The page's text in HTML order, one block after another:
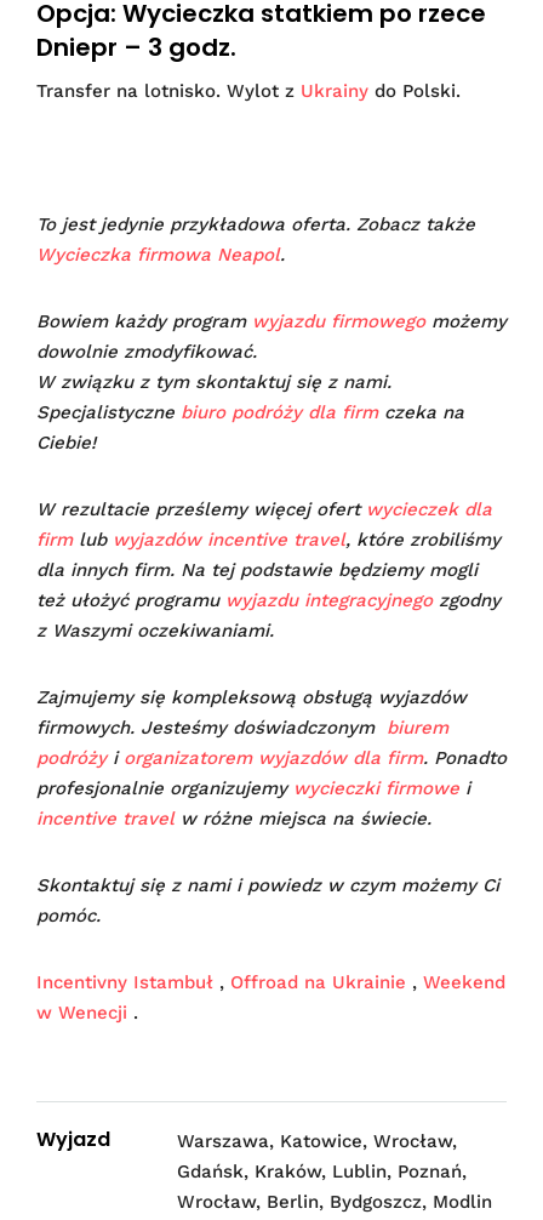
Opcja: Wycieczka statkiem po rzece
Dniepr – 3 godz.
Transfer na lotnisko. Wylot z Ukrainy do Polski.
To jest jedynie przykładowa oferta. Zobacz także
Wycieczka firmowa Neapol.
Bowiem każdy program wyjazdu firmowegomożemy
dowolnie zmodyfikować.
W związku z tym skontaktuj się z nami.
Specjalistyczne biuro podróży dla firmczeka na
Ciebie!
W rezultacie prześlemy więcej ofert wycieczek dla
firmlub wyjazdów incentive travel, które zrobiliśmy
dla innych firm. Na tej podstawie będziemy mogli
też ułożyć programu wyjazdu integracyjnegozgodny
z Waszymi oczekiwaniami.
Zajmujemy się kompleksową obsługą wyjazdów
firmowych. Jesteśmy doświadczonym biurem
podróżyi organizatorem wyjazdów dla firm. Ponadto
profesjonalnie organizujemy wycieczki firmowe i
incentive travelw różne miejsca na świecie.
Skontaktuj się z nami i powiedz w czym możemy Ci
pomóc.
Incentivny Istambuł , Offroad na Ukrainie , Weekend
w Wenecji .
Wyjazd
Warszawa, Katowice, Wrocław,
Gdańsk, Kraków, Lublin, Poznań,
Wrocław, Berlin, Bydgoszcz, Modlin